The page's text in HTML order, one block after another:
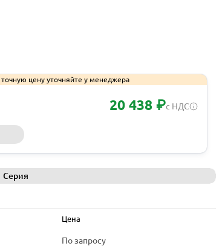
цену уточняйте у менеджера
20 438 ₽с НДС
Серия
Цена
По запросу